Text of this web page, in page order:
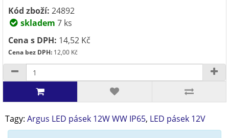
Kód zboží: 24892
skladem 7 ks
Cena s DPH: 14,52 Kč
Cena bez DPH: 12,00 Kč
Tagy: Argus LED pásek 12W WW IP65, LED pásek 12V